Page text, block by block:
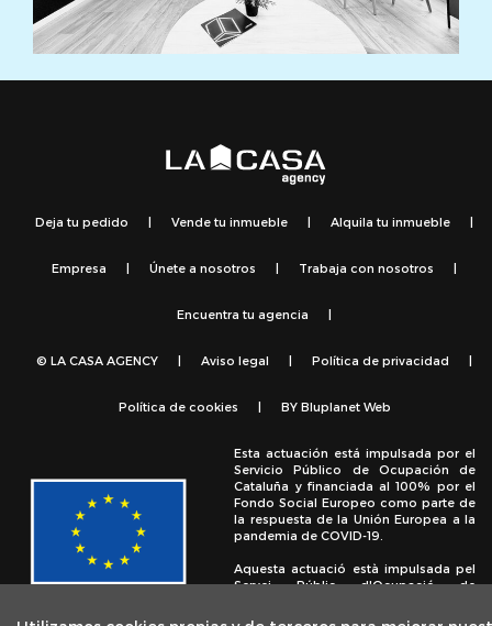
Deja tu pedido Vende tu inmueble Alquila tu inmueble
Empresa Únete a nosotros Trabaja con nosotros
Encuentra tu agencia
© LA CASA AGENCY Aviso legal Política de privacidad
Política de cookies BY Bluplanet Web
Esta actuación está impulsada por el
Servicio Público de Ocupación de
Cataluña y financiada al 100% por el
Fondo Social Europeo como parte de
la respuesta de la Unión Europea a la
pandemia de COVID-19.
Aquesta actuació està impulsada pel
Servei Públic d'Ocupació de
Fons Social Europeu com a part de la